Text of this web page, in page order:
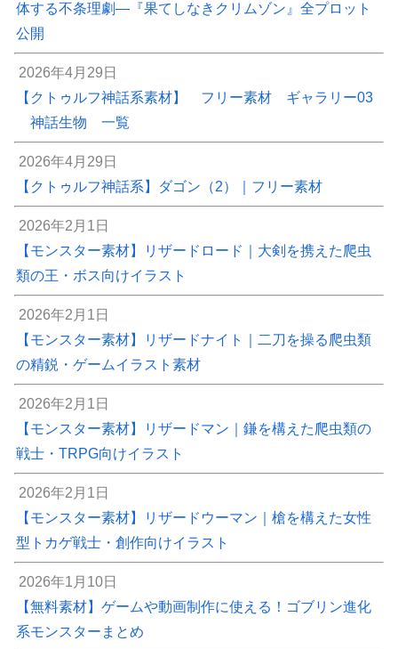
体する不条理劇―『果てしなきクリムゾン』全プロット
公開
2026年4月29日
【クトゥルフ神話系素材】 フリー素材 ギャラリー03
神話生物 一覧
2026年4月29日
【クトゥルフ神話系】ダゴン（2）｜フリー素材
2026年2月1日
【モンスター素材】リザードロード｜大剣を携えた爬虫
類の王・ボス向けイラスト
2026年2月1日
【モンスター素材】リザードナイト｜二刀を操る爬虫類
の精鋭・ゲームイラスト素材
2026年2月1日
【モンスター素材】リザードマン｜鎌を構えた爬虫類の
戦士・TRPG向けイラスト
2026年2月1日
【モンスター素材】リザードウーマン｜槍を構えた女性
型トカゲ戦士・創作向けイラスト
2026年1月10日
【無料素材】ゲームや動画制作に使える！ゴブリン進化
系モンスターまとめ